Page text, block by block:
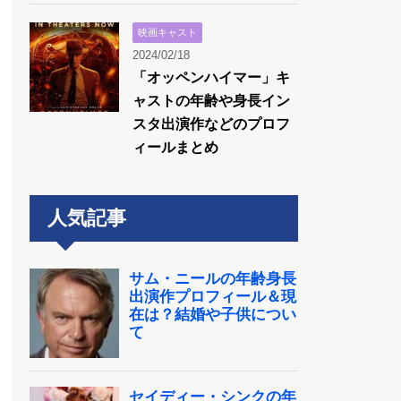
映画キャスト
2024/02/18
「オッペンハイマー」キ
ャストの年齢や身長イン
スタ出演作などのプロフ
ィールまとめ
人気記事